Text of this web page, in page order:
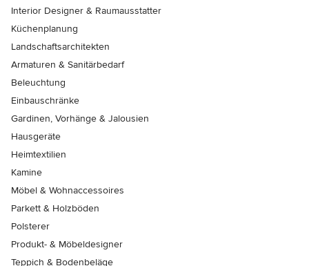
Interior Designer & Raumausstatter
Küchenplanung
Landschaftsarchitekten
Armaturen & Sanitärbedarf
Beleuchtung
Einbauschränke
Gardinen, Vorhänge & Jalousien
Hausgeräte
Heimtextilien
Kamine
Möbel & Wohnaccessoires
Parkett & Holzböden
Polsterer
Produkt- & Möbeldesigner
Teppich & Bodenbeläge